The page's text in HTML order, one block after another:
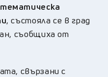
, състояла се в град
съобщиха от
свързани с